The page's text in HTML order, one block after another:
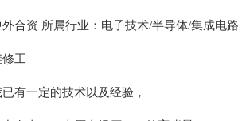
合资 所属行业：电子技术/半导体/集成电路
工
有一定的技术以及经验，